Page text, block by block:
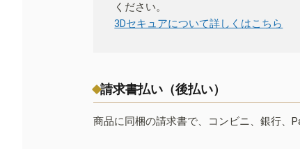
ください。
3Dセキュアについて詳しくはこちら
請求書払い（後払い）
商品に同梱の請求書で、コンビニ、銀行、